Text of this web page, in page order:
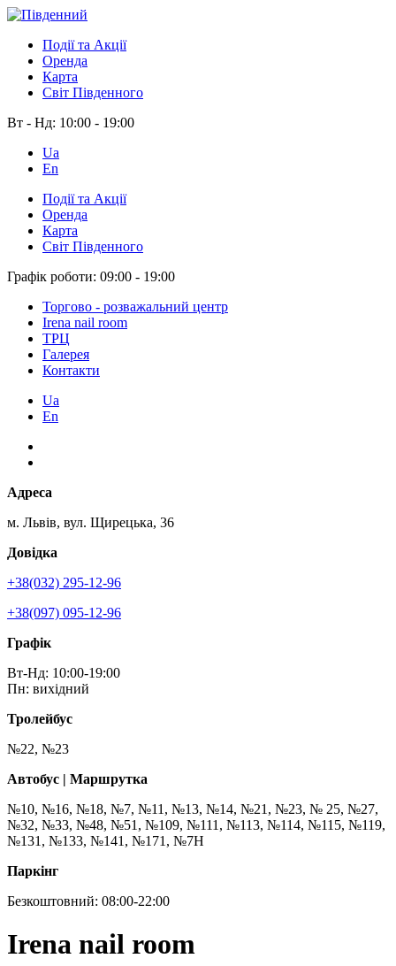
Події та Акції
Оренда
Карта
Світ Південного
Вт - Нд: 10:00 - 19:00
Ua
En
Події та Акції
Оренда
Карта
Світ Південного
Графік роботи: 09:00 - 19:00
Торгово - розважальний центр
Irena nail room
ТРЦ
Галерея
Контакти
Ua
En
Адреса
м. Львів, вул. Щирецька, 36
Довідка
+38(032) 295-12-96
+38(097) 095-12-96
Графік
Вт-Нд: 10:00-19:00
Пн: вихідний
Тролейбус
№22, №23
Автобус | Маршрутка
№10, №16, №18, №7, №11, №13, №14, №21, №23, № 25, №27,
№32, №33, №48, №51, №109, №111, №113, №114, №115, №119,
№131, №133, №141, №171, №7Н
Паркінг
Безкоштовний: 08:00-22:00
Irena nail room